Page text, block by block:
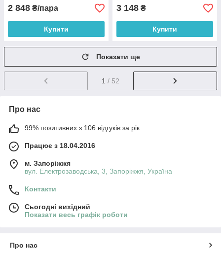
2 848 ₴/пара
Купити
3 148 ₴
Купити
Показати ще
1 / 52
Про нас
99% позитивних з 106 відгуків за рік
Працює з 18.04.2016
м. Запоріжжя
вул. Електрозаводська, 3, Запоріжжя, Україна
Контакти
Сьогодні вихідний
Показати весь графік роботи
Про нас